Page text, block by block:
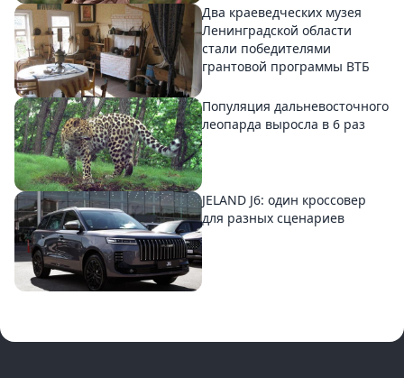
Два краеведческих музея
Ленинградской области
стали победителями
грантовой программы ВТБ
Популяция дальневосточного
леопарда выросла в 6 раз
JELAND J6: один кроссовер
для разных сценариев